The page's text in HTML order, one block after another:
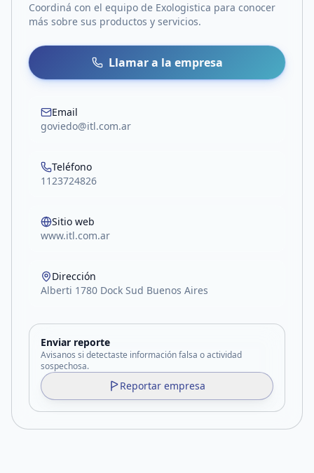
Coordiná con el equipo de Exologistica para conocer
más sobre sus productos y servicios.
Llamar a la empresa
Email
goviedo@itl.com.ar
Teléfono
1123724826
Sitio web
www.itl.com.ar
Dirección
Alberti 1780 Dock Sud Buenos Aires
Enviar reporte
Avisanos si detectaste información falsa o actividad
sospechosa.
Reportar empresa